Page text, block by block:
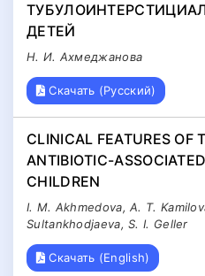
ДЕТЕЙ
Н. И. Ахмеджанова
Скачать (Русский)
CLINICAL FEATURES OF
ANTIBIOTIC-
CHILDREN
I. M. Akhmedova, A. T.
Sultankhodjaeva, S. I. Geller
Скачать (English)